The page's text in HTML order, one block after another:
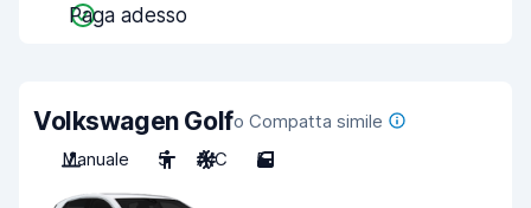
Paga adesso
Volkswagen Golfo Compatta simile
Manuale
5 A/C 5